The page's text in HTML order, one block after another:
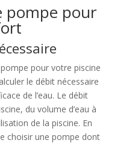
pompe pour
pour votre piscine
le débit nécessaire
de l’eau. Le débit
du volume d’eau à
de la piscine. En
choisir une pompe dont